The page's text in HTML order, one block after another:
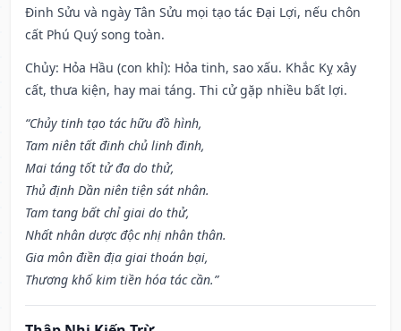
Đinh Sửu và ngày Tân Sửu mọi tạo tác Đại Lợi, nếu chôn
cất Phú Quý song toàn.
Chủy: Hỏa Hầu (con khỉ): Hỏa tinh, sao xấu. Khắc Kỵ xây
cất, thưa kiện, hay mai táng. Thi cử gặp nhiều bất lợi.
“Chủy tinh tạo tác hữu đồ hình,
Tam niên tất đinh chủ linh đinh,
Mai táng tốt tử đa do thử,
Thủ định Dần niên tiện sát nhân.
Tam tang bất chỉ giai do thử,
Nhất nhân dược độc nhị nhân thân.
Gia môn điền địa giai thoán bại,
Thương khố kim tiền hóa tác cần.”